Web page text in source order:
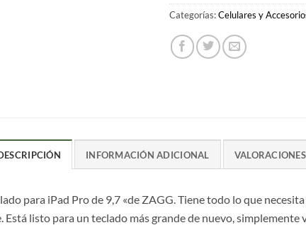
Categorías:Celulares y
INFORMACIÓN ADICIONAL
para iPad Pro de 9,7 «de ZAGG. Tiene todo lo que
listo para un teclado más grande de nuevo, simplemente